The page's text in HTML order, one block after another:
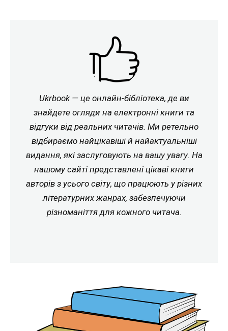
Ukrbook — це онлайн-бібліотека, де ви
знайдете огляди на електронні книги та
відгуки від реальних читачів. Ми ретельно
відбираємо найцікавіші й найактуальніші
видання, які заслуговують на вашу увагу. На
нашому сайті представлені цікаві книги
авторів з усього світу, що працюють у різних
літературних жанрах, забезпечуючи
різноманіття для кожного читача.